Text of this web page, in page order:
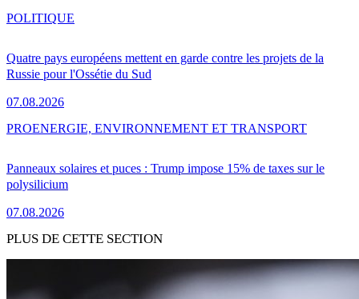
Quatre pays européens mettent en garde contre les projets de la
Russie pour l'Ossétie du Sud
07.08.2026
POLITIQUE
Panneaux solaires et puces : Trump impose 15% de taxes sur le
polysilicium
07.08.2026
PROENERGIE, ENVIRONNEMENT ET TRANSPORT
PLUS DE CETTE SECTION